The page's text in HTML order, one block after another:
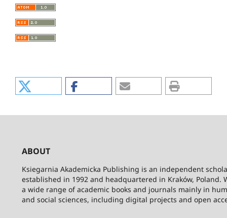
ABOUT
Ksiegarnia Akademicka Publishing is an independent
established in 1992 and headquartered in Kraków, Poland.
a wide range of academic books and journals mainly in
and social sciences, including digital projects and open